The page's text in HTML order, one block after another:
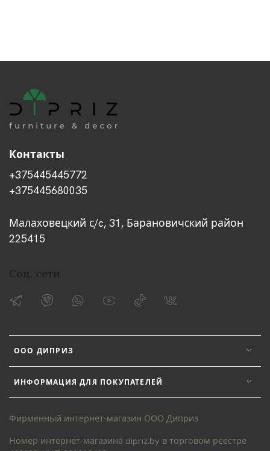
ООО ДИПРИЗ
ИНФОРМАЦИЯ ДЛЯ ПОКУПАТЕЛЕЙ
Контакты
+375445445772
+375445680035
Малаховецкий с/c, 31, Барановичский район
225415
Соц. сети
Фирменный интернет-магазин ООО Диприз
Номер интернет-магазина dipriz.by в торговом реестре